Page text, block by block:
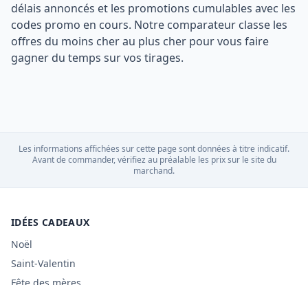
délais annoncés et les promotions cumulables avec les
codes promo en cours. Notre comparateur classe les
offres du moins cher au plus cher pour vous faire
gagner du temps sur vos tirages.
Les informations affichées sur cette page sont données à titre indicatif.
Avant de commander, vérifiez au préalable les prix sur le site du
marchand.
IDÉES CADEAUX
Noël
Saint-Valentin